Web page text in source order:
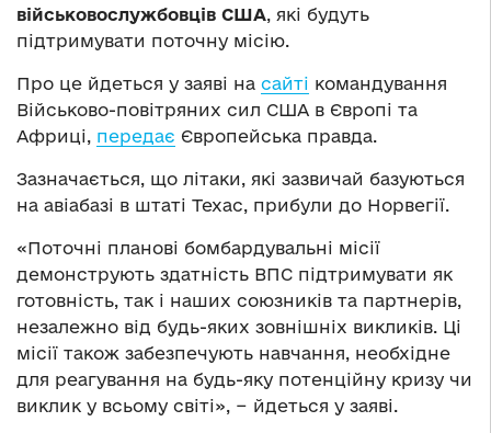
військовослужбовців США, які будуть
підтримувати поточну місію.
Про це йдеться у заяві на сайті командування
Військово-повітряних сил США в Європі та
Африці, передає Європейська правда.
Зазначається, що літаки, які зазвичай базуються
на авіабазі в штаті Техас, прибули до Норвегії.
«Поточні планові бомбардувальні місії
демонструють здатність ВПС підтримувати як
готовність, так і наших союзників та партнерів,
незалежно від будь-яких зовнішніх викликів. Ці
місії також забезпечують навчання, необхідне
для реагування на будь-яку потенційну кризу чи
виклик у всьому світі», − йдеться у заяві.